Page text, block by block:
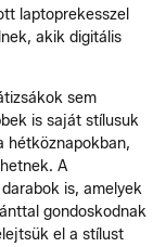
laptoprekesszel
akik digitális
sem
is saját stílusuk
hétköznapokban,
A
is, amelyek
gondoskodnak
el a stílust